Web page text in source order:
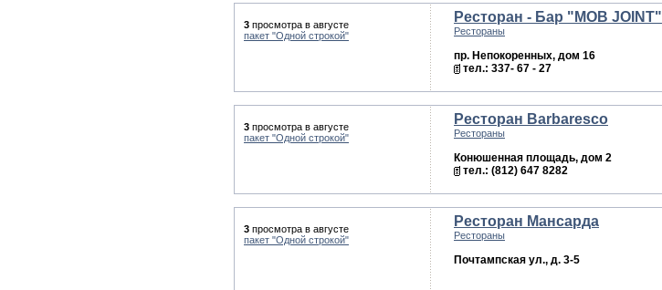
3 просмотра в августе
пакет "Одной строкой"
Ресторан - Бар "MOB JOINT"
Рестораны
пр. Непокоренных, дом 16
тел.: 337- 67 - 27
3 просмотра в августе
пакет "Одной строкой"
Ресторан Barbaresco
Рестораны
Конюшенная площадь, дом 2
тел.: (812) 647 8282
3 просмотра в августе
пакет "Одной строкой"
Ресторан Мансарда
Рестораны
Почтампская ул., д. 3-5